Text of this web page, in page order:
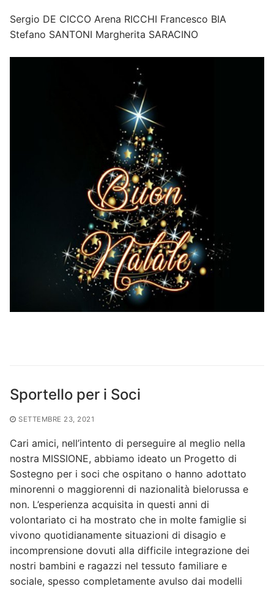
Sergio DE CICCO Arena RICCHI Francesco BIA
Stefano SANTONI Margherita SARACINO
Sportello per i Soci
SETTEMBRE 23, 2021
Cari amici, nell’intento di perseguire al meglio nella
nostra MISSIONE, abbiamo ideato un Progetto di
Sostegno per i soci che ospitano o hanno adottato
minorenni o maggiorenni di nazionalità bielorussa e
non. L’esperienza acquisita in questi anni di
volontariato ci ha mostrato che in molte famiglie si
vivono quotidianamente situazioni di disagio e
incomprensione dovuti alla difficile integrazione dei
nostri bambini e ragazzi nel tessuto familiare e
sociale, spesso completamente avulso dai modelli